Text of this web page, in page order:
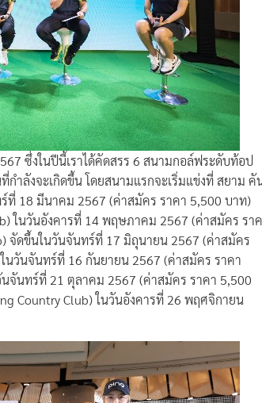
ซึ่งในปีนี้เราได้คัดสรร 6 สนามกอล์ฟระดับท้อป
ลังจะเกิดขึ้น โดยสนามแรกจะเริ่มแข่งที่ สยาม คัน
ที่ 18 มีนาคม 2567 (ค่าสมัคร ราคา 5,500 บาท)
ในวันอังคารที่ 14 พฤษภาคม 2567 (ค่าสมัคร ราคา
จัดขึ้นในวันจันทร์ที่ 17 มิถุนายน 2567 (ค่าสมัคร
วันจันทร์ที่ 16 กันยายน 2567 (ค่าสมัคร ราคา
จันทร์ที่ 21 ตุลาคม 2567 (ค่าสมัคร ราคา 5,500
Country Club) ในวันอังคารที่ 26 พฤศจิกายน